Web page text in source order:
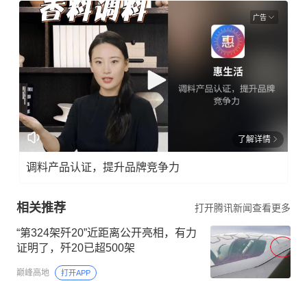
广告
了解详情
调料产品认证，提升品牌竞争力
相关推荐 打开腾讯新闻查看更多
“第324架歼20”近距离公开亮相，有力
证明了，歼20已超500架
巅峰高地 打开APP